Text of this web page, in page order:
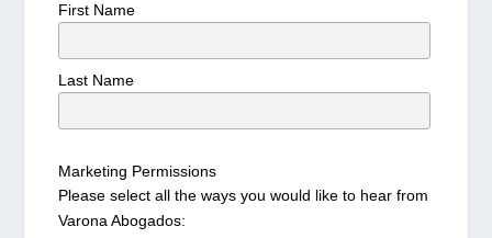
First Name
Last Name
Marketing Permissions
Please select all the ways you would like to hear from
Varona Abogados: